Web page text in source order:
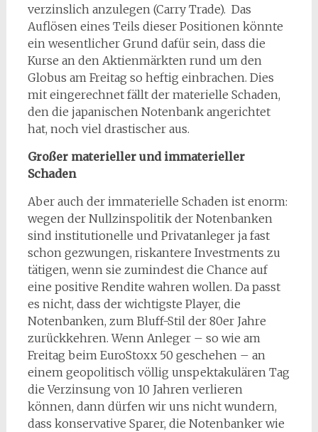
verzinslich anzulegen (Carry Trade). Das
Auflösen eines Teils dieser Positionen könnte
ein wesentlicher Grund dafür sein, dass die
Kurse an den Aktienmärkten rund um den
Globus am Freitag so heftig einbrachen. Dies
mit eingerechnet fällt der materielle Schaden,
den die japanischen Notenbank angerichtet
hat, noch viel drastischer aus.
Großer materieller und immaterieller
Schaden
Aber auch der immaterielle Schaden ist enorm:
wegen der Nullzinspolitik der Notenbanken
sind institutionelle und Privatanleger ja fast
schon gezwungen, riskantere Investments zu
tätigen, wenn sie zumindest die Chance auf
eine positive Rendite wahren wollen. Da passt
es nicht, dass der wichtigste Player, die
Notenbanken, zum Bluff-Stil der 80er Jahre
zurückkehren. Wenn Anleger – so wie am
Freitag beim EuroStoxx 50 geschehen – an
einem geopolitisch völlig unspektakulären Tag
die Verzinsung von 10 Jahren verlieren
können, dann dürfen wir uns nicht wundern,
dass konservative Sparer, die Notenbanker wie